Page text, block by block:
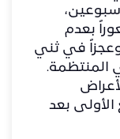
بعدم
وعجزاً في ثني
المنتظمة.
الأولى بعد